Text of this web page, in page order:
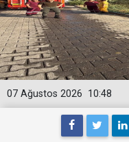
10:48
07 Ağustos 2026